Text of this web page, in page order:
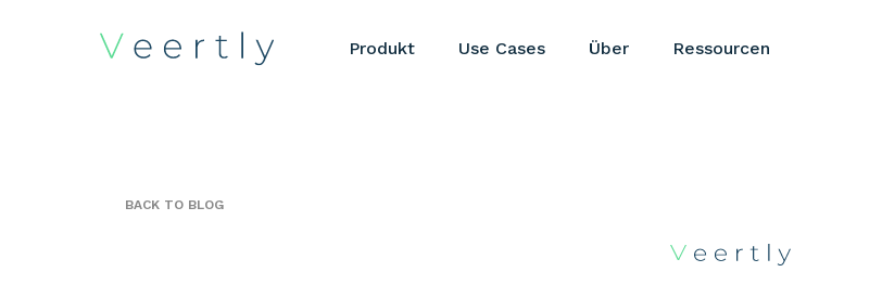
Produkt Use Cases Über Ressourcen
BACK TO BLOG